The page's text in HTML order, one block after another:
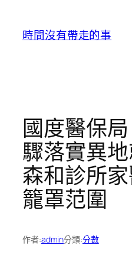
時間沒有帶走的事
國度醫保
驟落實異
森和診所
籠罩范圍
作者:admin分類:分數